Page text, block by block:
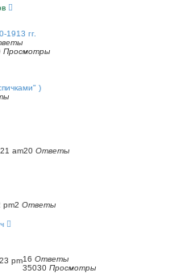
1913 гг.
Просмотры
)
am20 Ответы
pm2 Ответы
pm16 Ответы
35030 Просмотры